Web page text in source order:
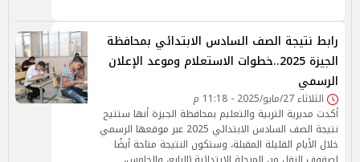
رابط نتيجة الصف السادس الابتدائي بمحافظة
الجيزة 2025..خطوات الاستعلام وموعد الإعلان
الرسمي
الثلاثاء 27/مايو/2025 - 11:18 م
أكدت مديرية التربية والتعليم بمحافظة الجيزة أنها ستتيح
نتيجة الصف السادس الابتدائي 2025 عبر موقعها الرسمي
خلال الأيام القليلة المقبلة، وستكون النتيجة متاحة أيضًا